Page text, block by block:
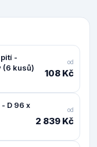
-
(6 kusů)
od
108 Kč
D 96 x
od
2 839 Kč